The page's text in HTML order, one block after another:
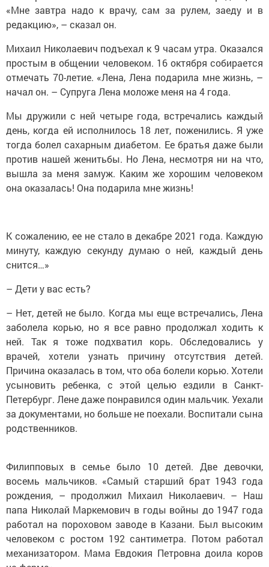
редакцию», – сказал он.
Михаил Николаевич подъехал к 9 часам утра. Оказался
простым в общении человеком. 16 октября собирается
отмечать 70-летие. «Лена, Лена подарила мне жизнь, –
начал он. – Супруга Лена моложе меня на 4 года.
Мы дружили с ней четыре года, встречались каждый
день, когда ей исполнилось 18 лет, поженились. Я уже
тогда болел сахарным диабетом. Ее братья даже были
против нашей женитьбы. Но Лена, несмотря ни на что,
вышла за меня замуж. Каким же хорошим человеком
она оказалась! Она подарила мне жизнь!
минуту, каждую секунду думаю о ней, каждый день
снится…»
– Дети у вас есть?
– Нет, детей не было. Когда мы еще встречались, Лена
заболела корью, но я все равно продолжал ходить к
ней. Так я тоже подхватил корь. Обследовались у
врачей, хотели узнать причину отсутствия детей.
Причина оказалась в том, что оба болели корью. Хотели
усыновить ребенка, с этой целью ездили в Санкт-
Петербург. Лене даже понравился один мальчик. Уехали
за документами, но больше не поехали. Воспитали сына
родственников.
восемь мальчиков. «Самый старший брат 1943 года
рождения, – продолжил Михаил Николаевич. – Наш
папа Николай Маркемович в годы войны до 1947 года
работал на пороховом заводе в Казани. Был высоким
человеком с ростом 192 сантиметра. Потом работал
механизатором. Мама Евдокия Петровна доила коров
на ферме».